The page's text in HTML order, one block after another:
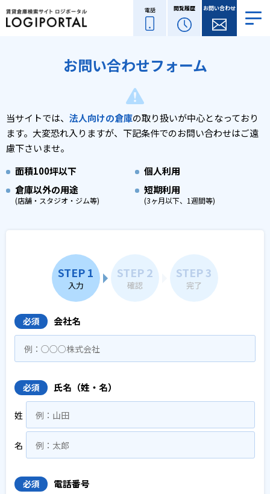
電話 閲覧履歴 お問い合わせ
お問い合わせフォーム
当サイトでは、 法人向けの倉庫の取り扱いが中心となっており
ます。 大変恐れ入りますが、下記条件でのお問い合わせはご遠
慮下さいませ。
面積100坪以下
個人利用
倉庫以外の用途
(店舗・スタジオ・ジム等)
短期利用
(3ヶ月以下、1週間等)
STEP 1
入力
STEP 2
確認
STEP 3
完了
必須 会社名
必須 氏名（姓・名）
姓
名
必須 電話番号